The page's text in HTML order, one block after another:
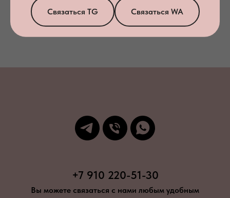
Связаться TG Связаться WA
Заказать звонок
+7 910 220-51-30
Вы можете связаться с нами любым удобным